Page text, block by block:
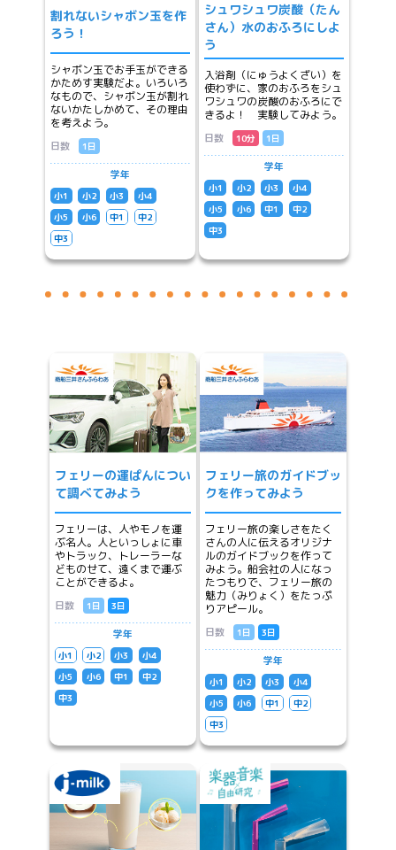
割れないシャボン玉を作
ろう！
シャボン玉でお手玉ができる
かためす実験だよ。いろいろ
なもので、シャボン玉が割れ
ないかたしかめて、その理由
を考えよう。
日数 1日
学年
小1 小2 小3
小4
小5
小6 中1
中2
中3
シュワシュワ炭酸（たん
さん）水のおふろにしよ
う
入浴剤（にゅうよくざい）を
使わずに、家のおふろをシュ
ワシュワの炭酸のおふろにで
きるよ！ 実験してみよう。
日数 10分 1日
学年
小1 小2 小3
小4
小5
小6 中1
中2
中3
フェリーの運ぱんについ
て調べてみよう
フェリーは、人やモノを運
ぶ名人。人といっしょに車
やトラック、トレーラーな
どものせて、遠くまで運ぶ
ことができるよ。
日数 1日 3日
学年
小1 小2 小3
小4
小5
小6 中1
中2
中3
フェリー旅のガイドブッ
クを作ってみよう
フェリー旅の楽しさをたく
さんの人に伝えるオリジナ
ルのガイドブックを作って
みよう。船会社の人になっ
たつもりで、フェリー旅の
魅力（みりょく）をたっぷ
りアピール。
日数 1日 3日
学年
小1 小2 小3
小4
小5
小6 中1
中2
中3